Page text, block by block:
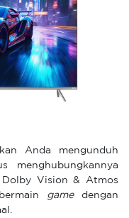
Anda mengunduh
menghubungkannya
Vision & Atmos
gamedengan